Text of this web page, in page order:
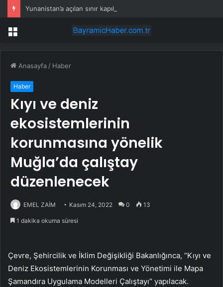
Menü
Anasayfa / Haber
Haber
Kıyı ve deniz
ekosistemlerinin
korunmasına yönelik
Muğla’da çalıştay
düzenlenecek
EMEL ZAİM Kasım 24, 2022 0 13
1 dakika okuma süresi
Çevre, Şehircilik ve İklim Değişikliği Bakanlığınca, “Kıyı ve
Deniz Ekosistemlerinin Korunması ve Yönetimi ile Mapa
Şamandıra Uygulama Modelleri Çalıştayı” yapılacak.